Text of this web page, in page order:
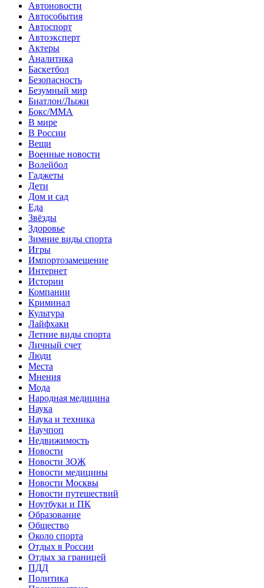
Автоновости
Автособытия
Автоспорт
Автоэксперт
Актеры
Аналитика
Баскетбол
Безопасность
Безумный мир
Биатлон/Лыжи
Бокс/MMA
В мире
В России
Вещи
Военные новости
Волейбол
Гаджеты
Дети
Дом и сад
Еда
Звёзды
Здоровье
Зимние виды спорта
Игры
Импортозамещение
Интернет
Истории
Компании
Криминал
Культура
Лайфхаки
Летние виды спорта
Личный счет
Люди
Места
Мнения
Мода
Народная медицина
Наука
Наука и техника
Научпоп
Недвижимость
Новости
Новости ЗОЖ
Новости медицины
Новости Москвы
Новости путешествий
Ноутбуки и ПК
Образование
Общество
Около спорта
Отдых в России
Отдых за границей
ПДД
Политика